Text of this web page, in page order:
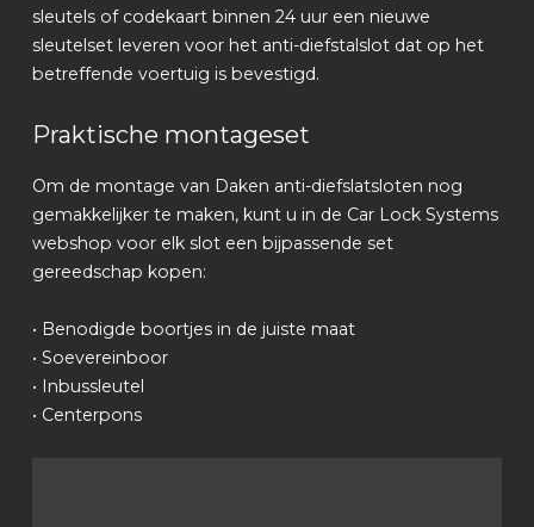
sleutels of codekaart binnen 24 uur een nieuwe
sleutelset leveren voor het anti-diefstalslot dat op het
betreffende voertuig is bevestigd.
Praktische montageset
Om de montage van Daken anti-diefslatsloten nog
gemakkelijker te maken, kunt u in de Car Lock Systems
webshop voor elk slot een bijpassende set
gereedschap kopen:
• Benodigde boortjes in de juiste maat
• Soevereinboor
• Inbussleutel
• Centerpons